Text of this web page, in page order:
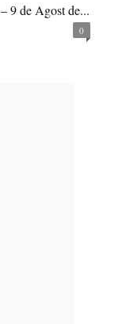
9 de Agost de...
0